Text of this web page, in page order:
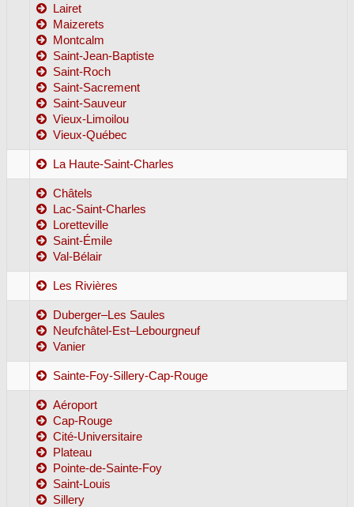
Lairet
Maizerets
Montcalm
Saint-Jean-Baptiste
Saint-Roch
Saint-Sacrement
Saint-Sauveur
Vieux-Limoilou
Vieux-Québec
La Haute-Saint-Charles
Châtels
Lac-Saint-Charles
Loretteville
Saint-Émile
Val-Bélair
Les Rivières
Duberger–Les Saules
Neufchâtel-Est–Lebourgneuf
Vanier
Sainte-Foy-Sillery-Cap-Rouge
Aéroport
Cap-Rouge
Cité-Universitaire
Plateau
Pointe-de-Sainte-Foy
Saint-Louis
Sillery